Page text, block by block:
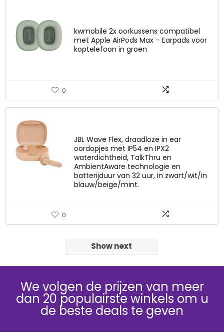
kwmobile 2x oorkussens compatibel
met Apple AirPods Max – Earpads voor
koptelefoon in groen
0
JBL Wave Flex, draadloze in ear
oordopjes met IP54 en IPX2
waterdichtheid, TalkThru en
AmbientAware technologie en
batterijduur van 32 uur, in zwart/wit/in
blauw/beige/mint.
0
Show next
We volgen de prijzen van meer
dan 20 populairste winkels om u
de beste deals te geven